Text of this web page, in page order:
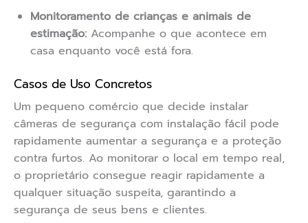
Monitoramento de crianças e animais de
estimação: Acompanhe o que acontece em
casa enquanto você está fora.
Casos de Uso Concretos
Um pequeno comércio que decide instalar
câmeras de segurança com instalação fácil pode
rapidamente aumentar a segurança e a proteção
contra furtos. Ao monitorar o local em tempo real,
o proprietário consegue reagir rapidamente a
qualquer situação suspeita, garantindo a
segurança de seus bens e clientes.